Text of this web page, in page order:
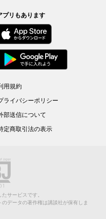
プリもあります
用規約
ライバシーポリシー
部送信について
定商取引法の表示
サービスです。
データの著作権は講談社が保有しま